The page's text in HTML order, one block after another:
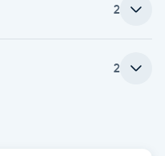
2
2